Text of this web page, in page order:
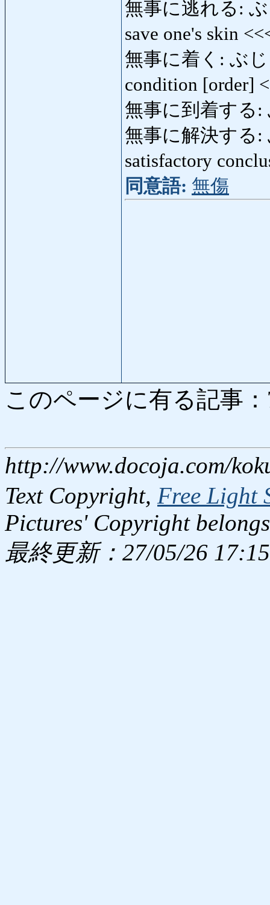
無事に逃れる: ぶ
save one's skin
無事に着く: ぶじ
condition [order]
無事に到着する
無事に解決する:
satisfactory
同意語: 無傷
このページに有る記事
http://www.docoja.com/
Text Copyright, Free Light
Pictures' Copyright
最終更新：27/05/26 17:15